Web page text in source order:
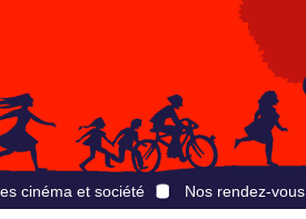
cinéma et société Nos rendez-vous